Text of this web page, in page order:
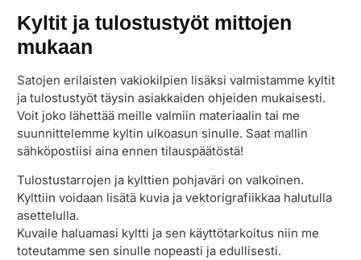
Kyltit ja tulostustyöt mittojen
mukaan
Satojen erilaisten vakiokilpien lisäksi valmistamme kyltit
ja tulostustyöt täysin asiakkaiden ohjeiden mukaisesti.
Voit joko lähettää meille valmiin materiaalin tai me
suunnittelemme kyltin ulkoasun sinulle. Saat mallin
sähköpostiisi aina ennen tilauspäätöstä!
Tulostustarrojen ja kylttien pohjaväri on valkoinen.
Kylttiin voidaan lisätä kuvia ja vektorigrafiikkaa halutulla
asettelulla.
Kuvaile haluamasi kyltti ja sen käyttötarkoitus niin me
toteutamme sen sinulle nopeasti ja edullisesti.